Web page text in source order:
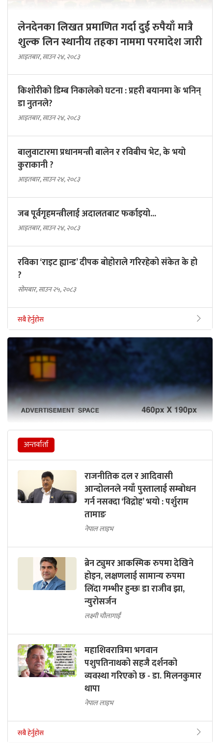
लेनदेनका लिखत प्रमाणित गर्दा दुई रुपैयाँ मात्रै
शुल्क लिन स्थानीय तहका नाममा परमादेश जारी
आइतबार, साउन २४, २०८३
किशोरीको डिम्ब निकालेको घटना : प्रहरी बयानमा के भनिन्
डा नुतनले?
आइतबार, साउन २४, २०८३
बालुवाटारमा प्रधानमन्त्री बालेन र रविबीच भेट, के भयो
कुराकानी ?
आइतबार, साउन २४, २०८३
जब पूर्वगृहमन्त्रीलाई अदालतबाट फर्काइयो...
आइतबार, साउन २४, २०८३
रविका ‘राइट ह्यान्ड’ दीपक बोहोराले गरिरहेको संकेत के हो
?
सोमबार, साउन २५, २०८३
सबै हेर्नुहोस
अन्तर्वार्ता
राजनीतिक दल र आदिवासी
आन्दोलनले नयाँ पुस्तालाई सम्बोधन
गर्न नसक्दा ‘विद्रोह’ भयो : पर्शुराम
तामाङ
नेपाल लाइभ
ब्रेन ट्युमर आकस्मिक रुपमा देखिने
होइन, लक्षणलाई सामान्य रुपमा
लिँदा गम्भीर हुन्छः डा राजीव झा,
न्युरोसर्जन
लक्ष्मी चौलागाईं
महाशिवरात्रिमा भगवान
पशुपतिनाथको सहजै दर्शनको
व्यवस्था गरिएको छ - डा. मिलनकुमार
थापा
नेपाल लाइभ
सबै हेर्नुहोस